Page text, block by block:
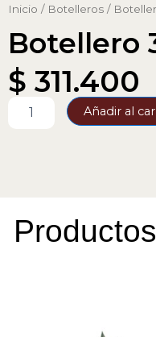
Inicio / Botelleros /
Botellero
$ 311.400
Añadir al